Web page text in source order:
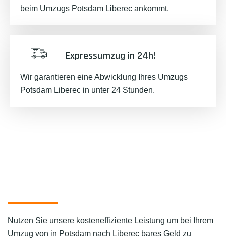
beim Umzugs Potsdam Liberec ankommt.
Expressumzug in 24h!
Wir garantieren eine Abwicklung Ihres Umzugs
Potsdam Liberec in unter 24 Stunden.
Nutzen Sie unsere kosteneffiziente Leistung um bei Ihrem
Umzug von in Potsdam nach Liberec bares Geld zu